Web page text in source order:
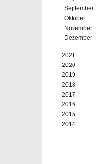
September
Oktober
November
Dezember
2021
2020
2019
2018
2017
2016
2015
2014